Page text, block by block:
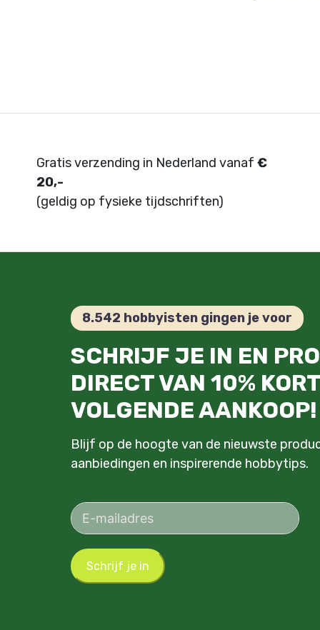
Gratis verzending in Nederland vanaf €
20,-
(geldig op fysieke tijdschriften)
8.542 hobbyisten gingen je voor
SCHRIJF JE IN EN
DIRECT VAN 10%
VOLGENDE AANKOOP!
Blijf op de hoogte van de nieuwste
aanbiedingen en inspirerende hobbytips.
Schrijf je in